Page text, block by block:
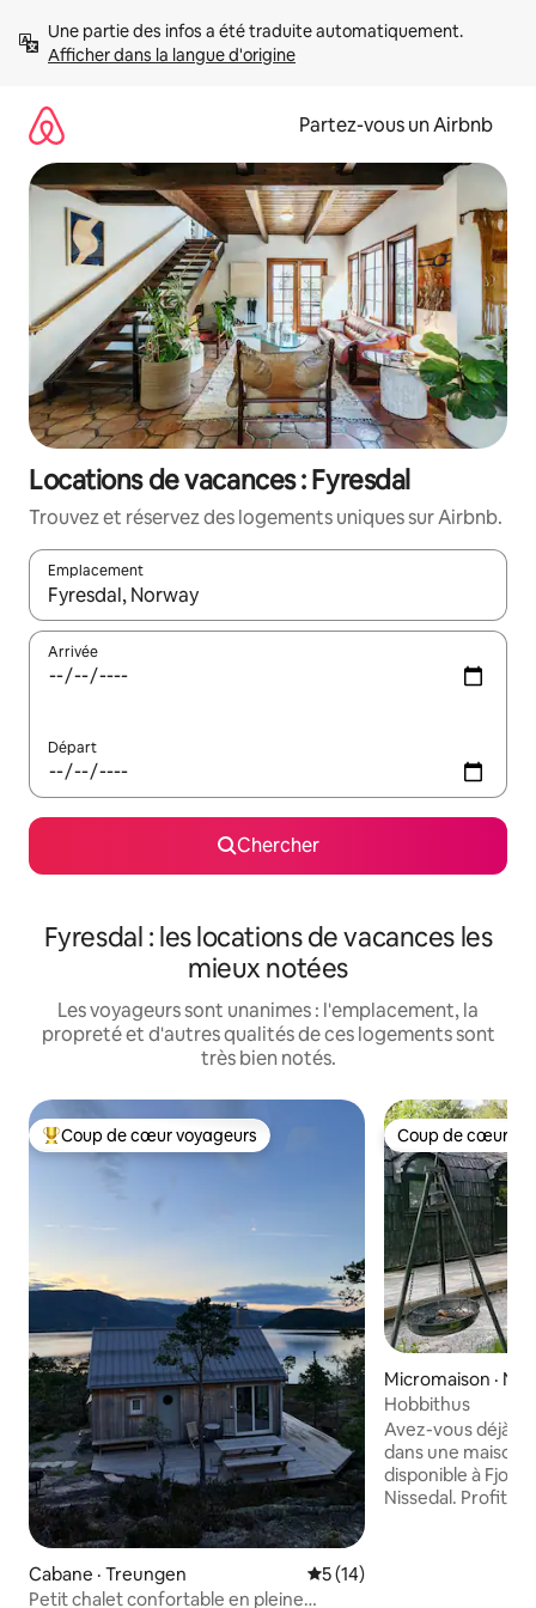
directement
Afficher dans la langue d'origine
Partez-vous un Airbnb
Locations de vacances : Fyresdal
Trouvez et réservez des logements uniques sur Airbnb.
Emplacement
Quand les résultats sont affichés, parcourez-les en utilisant
Arrivée
Départ
Chercher
Fyresdal : les locations de vacances les
mieux notées
Les voyageurs sont unanimes : l'emplacement, la
propreté et d'autres qualités de ces logements sont
très bien notés.
Coup de cœur voyageurs parmi les plus aimés
Coup de cœur voyageurs
Cabane · Treungen Note moyenne de 5 sur 5,
5 (14)
Petit chalet confortable en pleine
Coup de cœur
Coup de cœur
Micromaison ·
Hobbithus
Avez-vous déjà
dans une maison
disponible à
Nissedal. Profitez de l'air frais et admirez